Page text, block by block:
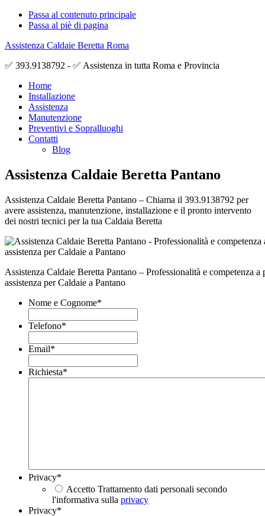
Passa al contenuto principale
Passa al piè di pagina
Assistenza Caldaie Beretta Roma
✅ 393.9138792 - ✅ Assistenza in tutta Roma e Provincia
Home
Installazione
Assistenza
Manutenzione
Preventivi e Sopralluoghi
Contatti
Blog
Assistenza Caldaie Beretta Pantano
Assistenza Caldaie Beretta Pantano – Chiama il 393.9138792 per
avere assistenza, manutenzione, installazione e il pronto intervento
dei nostri tecnici per la tua Caldaia Beretta
Assistenza Caldaie Beretta Pantano – Professionalità e competenza
assistenza per Caldaie a Pantano
Nome e Cognome*
Telefono*
Email*
Richiesta*
Privacy*
Accetto Trattamento dati personali secondo
l'informativa sulla privacy
Privacy*